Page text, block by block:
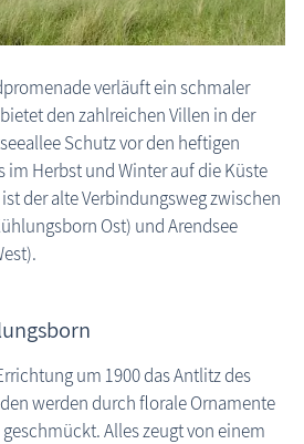
Kühlungsborn: Seebrücke
verläuft ein schmaler
den zahlreichen Villen in der
Schutz vor den heftigen
im Herbst und Winter auf die Küste
der alte Verbindungsweg zwischen
Ost) und Arendsee
um 1900 das Antlitz des
werden durch florale Ornamente
Alles zeugt von einem